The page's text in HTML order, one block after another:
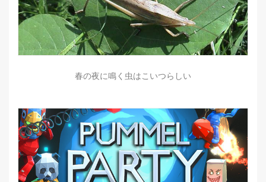
春の夜に鳴く虫はこいつらしい